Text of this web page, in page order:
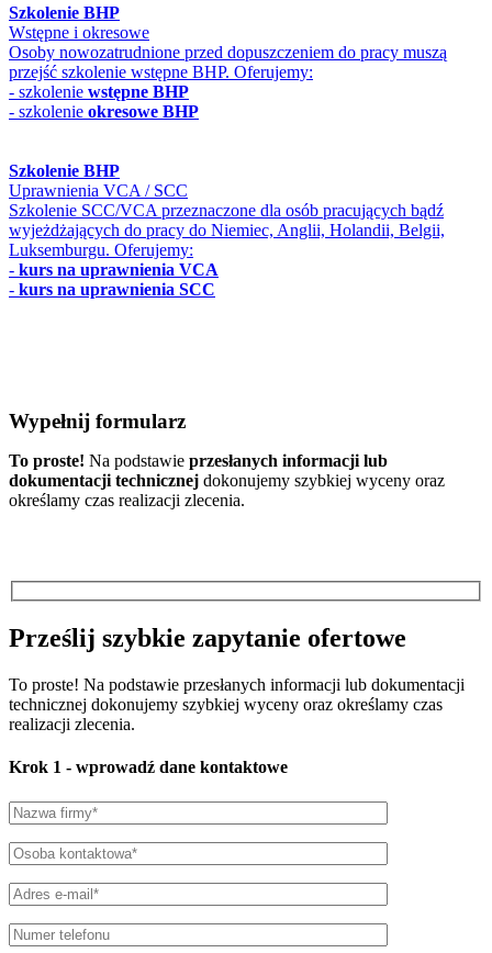
Szkolenie BHP
Wstępne i okresowe
Osoby nowozatrudnione przed dopuszczeniem do pracy muszą
przejść szkolenie wstępne BHP. Oferujemy:
- szkolenie wstępne BHP
- szkolenie okresowe BHP
Szkolenie BHP
Uprawnienia VCA / SCC
Szkolenie SCC/VCA przeznaczone dla osób pracujących bądź
wyjeżdżających do pracy do Niemiec, Anglii, Holandii, Belgii,
Luksemburgu. Oferujemy:
- kurs na uprawnienia VCA
- kurs na uprawnienia SCC
Wypełnij formularz
To proste! Na podstawie przesłanych informacji lub
dokumentacji technicznej dokonujemy szybkiej wyceny oraz
określamy czas realizacji zlecenia.
Prześlij szybkie zapytanie ofertowe
To proste! Na podstawie przesłanych informacji lub dokumentacji
technicznej dokonujemy szybkiej wyceny oraz określamy czas
realizacji zlecenia.
Krok 1 - wprowadź dane kontaktowe